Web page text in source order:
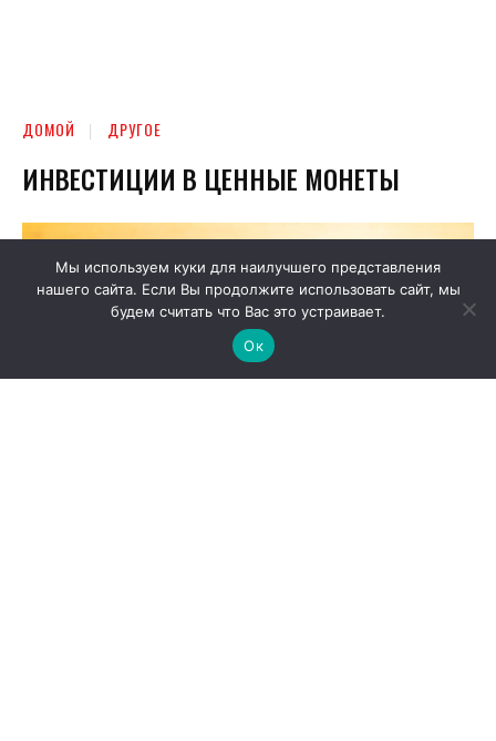
Мы используем куки для наилучшего представления
нашего сайта. Если Вы продолжите использовать сайт, мы
будем считать что Вас это устраивает.
Ок